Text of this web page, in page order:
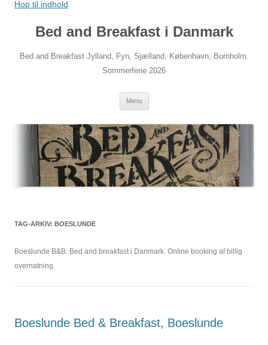
Hop til indhold
Bed and Breakfast i Danmark
Bed and Breakfast Jylland, Fyn, Sjælland, København, Bornholm.
Sommerferie 2026
Menu
TAG-ARKIV: BOESLUNDE
Boeslunde B&B. Bed and breakfast i Danmark. Online booking af billig
overnatning.
Boeslunde Bed & Breakfast, Boeslunde